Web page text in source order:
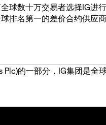
球数十万交易者选择IG进
排名第一的差价合约供应
的一部分，IG集团是全